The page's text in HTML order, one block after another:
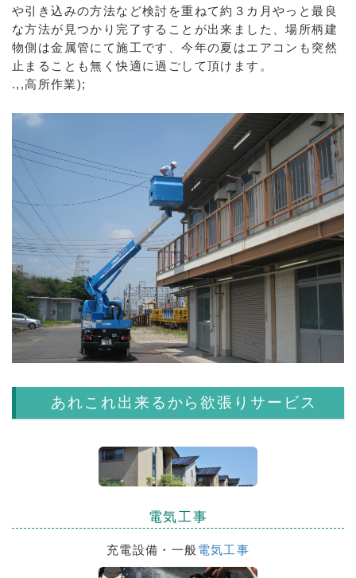
や引き込みの方法など検討を重ねて約３カ月やっと最良
な方法が見つかり完了することが出来ました、場所柄建
物側は金属管にて施工です、今年の夏はエアコンも突然
止まることも無く快適に過ごして頂けます。
.,,高所作業);
あれこれ出来るから欲張りサービス
電気工事
充電設備・一般電気工事